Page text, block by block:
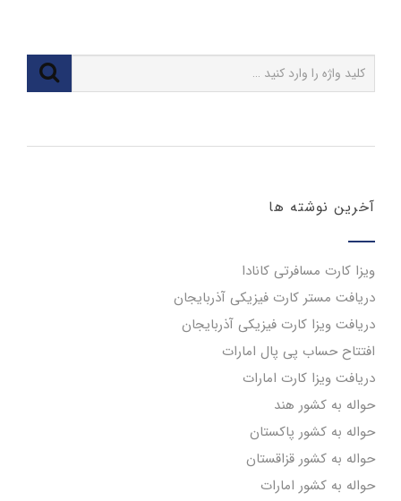
آخرین نوشته ها
ویزا کارت مسافرتی کانادا
دریافت مستر کارت فیزیکی آذربایجان
دریافت ویزا کارت فیزیکی آذربایجان
افتتاح حساب پی پال امارات
دریافت ویزا کارت امارات
حواله به کشور هند
حواله به کشور پاکستان
حواله به کشور قزاقستان
حواله به کشور امارات